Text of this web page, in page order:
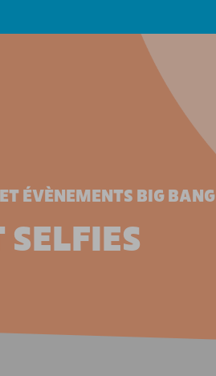
ÉVÈNEMENTS BIG BANG